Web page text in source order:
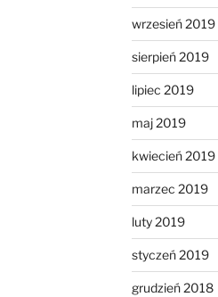
wrzesień 2019
sierpień 2019
lipiec 2019
maj 2019
kwiecień 2019
marzec 2019
luty 2019
styczeń 2019
grudzień 2018